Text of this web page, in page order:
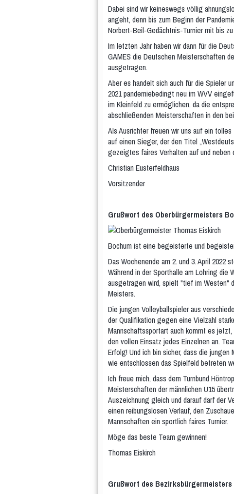
Dabei sind wir keineswegs völlig
angeht, denn bis zum Beginn der
Norbert-Beil-Gedächtnis-Turnier mit bis
Im letzten Jahr haben wir dann für die
GAMES die Deutschen Meisterschaften
ausgetragen.
Aber es handelt sich auch für die Spieler
2021 pandemiebedingt neu im WVV
im Kleinfeld zu ermöglichen, da die
abschließenden Meisterschaften in den
Als Ausrichter freuen wir uns auf ein
auf einen Sieger, der den Titel
gezeigtes faires Verhalten auf und neben
Christian Eusterfeldhaus
Vorsitzender
Grußwort des Oberbürgermeisters
Bochum ist eine begeisterte und
Das Wochenende am 2. und 3. April 2022
Während in der Sporthalle am Lohring
ausgetragen wird, spielt "tief im Westen"
Meisters.
Die jungen Volleyballspieler aus
der Qualifikation gegen eine Vielzahl
Mannschaftssportart auch kommt es
den vollen Einsatz jedes Einzelnen an.
Erfolg! Und ich bin sicher, dass die
wie entschlossen das Spielfeld betreten
Ich freue mich, dass dem Turnbund
Meisterschaften der männlichen U15
Auszeichnung gleich und darauf darf der
einen reibungslosen Verlauf, den
Mannschaften ein sportlich faires Turnier.
Möge das beste Team gewinnen!
Thomas Eiskirch
Grußwort des Bezirksbürgermeisters